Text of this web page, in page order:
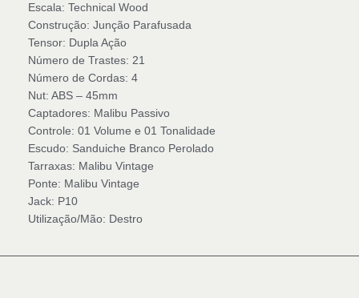
Escala: Technical Wood
Construção: Junção Parafusada
Tensor: Dupla Ação
Número de Trastes: 21
Número de Cordas: 4
Nut: ABS – 45mm
Captadores: Malibu Passivo
Controle: 01 Volume e 01 Tonalidade
Escudo: Sanduiche Branco Perolado
Tarraxas: Malibu Vintage
Ponte: Malibu Vintage
Jack: P10
Utilização/Mão: Destro